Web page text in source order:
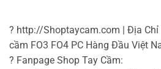
? http://Shoptaycam.com | Địa
cầm FO3 FO4 PC Hàng Đầu Việt
? Fanpage Shop Tay Cầm: